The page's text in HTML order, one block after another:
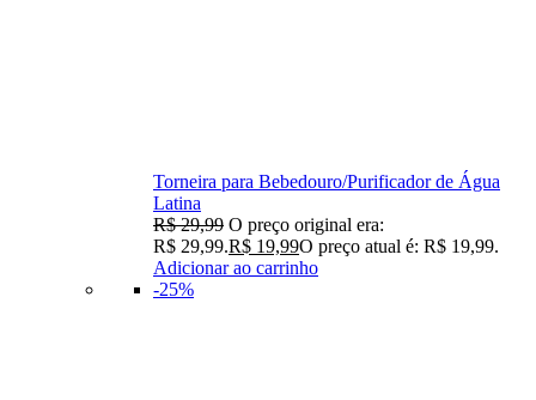
Torneira para Bebedouro/Purificador de Água
Latina
R$29,99 O preço original era:
R$ 29,99.R$ 19,99O preço atual é: R$ 19,99.
Adicionar ao carrinho
-25%